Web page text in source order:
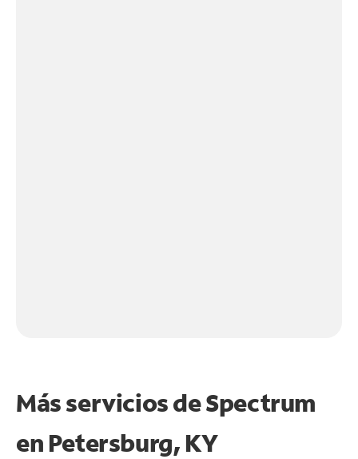
Más servicios de Spectrum
en Petersburg, KY